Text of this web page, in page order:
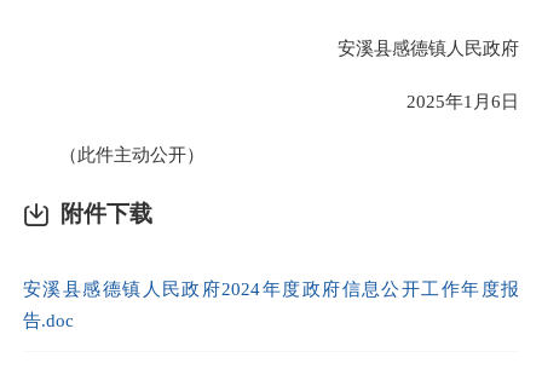
安溪县感德镇人民政府
2025年1月6日
（此件主动公开）
附件下载
安溪县感德镇人民政府2024年度政府信息公开工作年度报
告.doc